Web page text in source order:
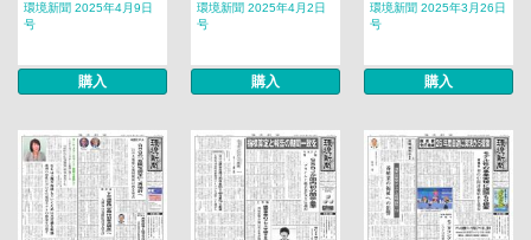
環境新聞 2025年4月9日
号
購入
環境新聞 2025年4月2日
号
購入
環境新聞 2025年3月26日
号
購入